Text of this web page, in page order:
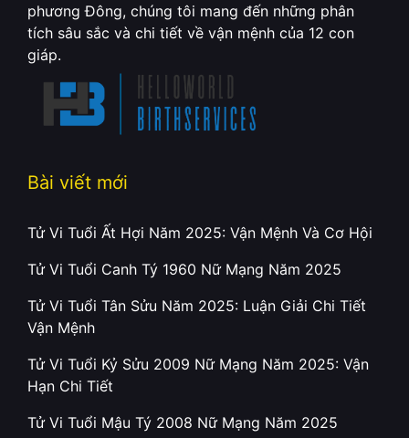
phương Đông, chúng tôi mang đến những phân
tích sâu sắc và chi tiết về vận mệnh của 12 con
giáp.
Bài viết mới
Tử Vi Tuổi Ất Hợi Năm 2025: Vận Mệnh Và Cơ Hội
Tử Vi Tuổi Canh Tý 1960 Nữ Mạng Năm 2025
Tử Vi Tuổi Tân Sửu Năm 2025: Luận Giải Chi Tiết
Vận Mệnh
Tử Vi Tuổi Kỷ Sửu 2009 Nữ Mạng Năm 2025: Vận
Hạn Chi Tiết
Tử Vi Tuổi Mậu Tý 2008 Nữ Mạng Năm 2025